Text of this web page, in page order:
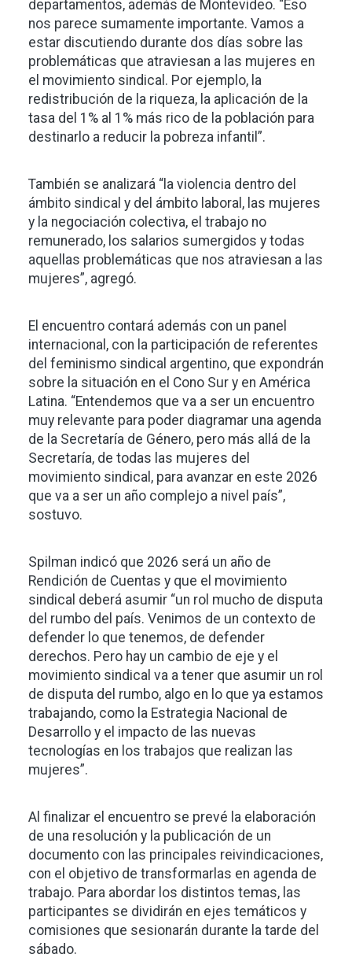
departamentos, además de Montevideo. “Eso
nos parece sumamente importante. Vamos a
estar discutiendo durante dos días sobre las
problemáticas que atraviesan a las mujeres en
el movimiento sindical. Por ejemplo, la
redistribución de la riqueza, la aplicación de la
tasa del 1% al 1% más rico de la población para
destinarlo a reducir la pobreza infantil”.
También se analizará “la violencia dentro del
ámbito sindical y del ámbito laboral, las mujeres
y la negociación colectiva, el trabajo no
remunerado, los salarios sumergidos y todas
aquellas problemáticas que nos atraviesan a las
mujeres”, agregó.
El encuentro contará además con un panel
internacional, con la participación de referentes
del feminismo sindical argentino, que expondrán
sobre la situación en el Cono Sur y en América
Latina. “Entendemos que va a ser un encuentro
muy relevante para poder diagramar una agenda
de la Secretaría de Género, pero más allá de la
Secretaría, de todas las mujeres del
movimiento sindical, para avanzar en este 2026
que va a ser un año complejo a nivel país”,
sostuvo.
Spilman indicó que 2026 será un año de
Rendición de Cuentas y que el movimiento
sindical deberá asumir “un rol mucho de disputa
del rumbo del país. Venimos de un contexto de
defender lo que tenemos, de defender
derechos. Pero hay un cambio de eje y el
movimiento sindical va a tener que asumir un rol
de disputa del rumbo, algo en lo que ya estamos
trabajando, como la Estrategia Nacional de
Desarrollo y el impacto de las nuevas
tecnologías en los trabajos que realizan las
mujeres”.
Al finalizar el encuentro se prevé la elaboración
de una resolución y la publicación de un
documento con las principales reivindicaciones,
con el objetivo de transformarlas en agenda de
trabajo. Para abordar los distintos temas, las
participantes se dividirán en ejes temáticos y
comisiones que sesionarán durante la tarde del
sábado.